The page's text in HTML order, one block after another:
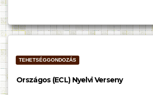
TEHETSÉGGONDOZÁS
Országos (ECL) Nyelvi Verseny